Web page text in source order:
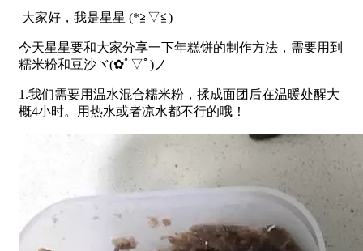
大家好，我是星星 (*≧▽≦)
今天星星要和大家分享一下年糕饼的制作方法，需要用到
糯米粉和豆沙ヾ(✿ﾟ▽ﾟ)ノ
1.我们需要用温水混合糯米粉，揉成面团后在温暖处醒大
概4小时。用热水或者凉水都不行的哦！